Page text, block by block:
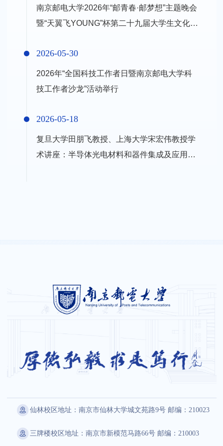
仙林校区地址：南京市仙林大学城文苑路9号 邮编：210023
三牌楼校区地址：南京市新模范马路66号 邮编：210003